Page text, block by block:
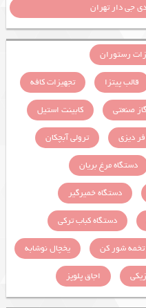
جی دار تهران
رستوران
قالب پیتزا
تجهیزات کافه
صنعتی
کابینت استیل
فر دیزی
ترولی آبچکان
دستگاه مرغ بریان
دستگاه خمیرگیر
دستگاه کباب ترکی
تخمه شور کن
یخچال نوشابه
اجاق پلوپز